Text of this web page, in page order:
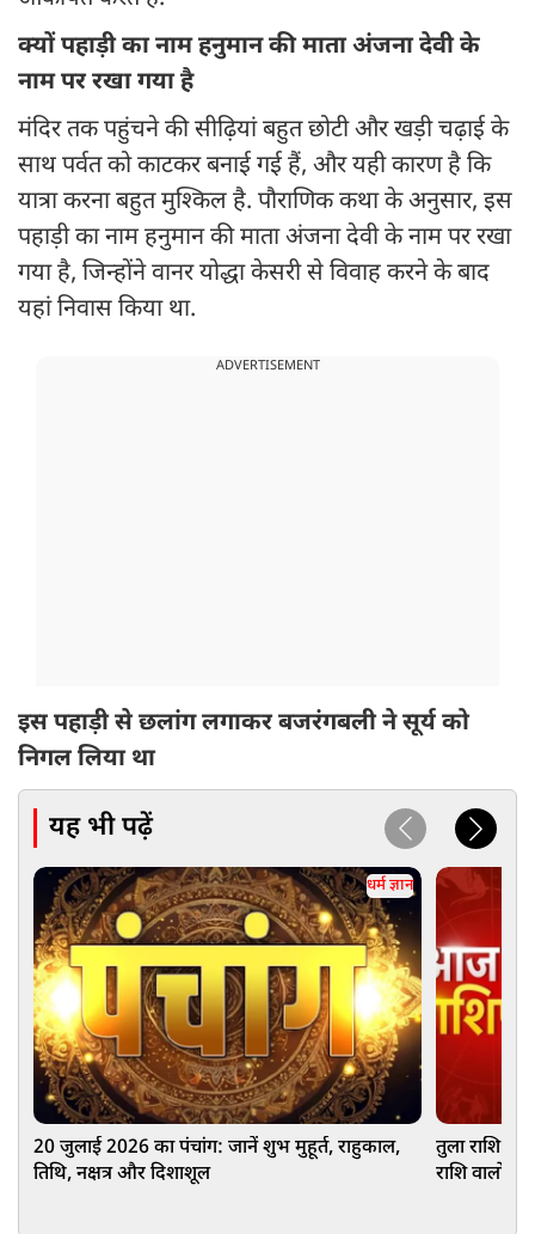
क्यों पहाड़ी का नाम हनुमान की माता अंजना देवी के
नाम पर रखा गया है
मंदिर तक पहुंचने की सीढ़ियां बहुत छोटी और खड़ी चढ़ाई के
साथ पर्वत को काटकर बनाई गई हैं, और यही कारण है कि
यात्रा करना बहुत मुश्किल है. पौराणिक कथा के अनुसार, इस
पहाड़ी का नाम हनुमान की माता अंजना देवी के नाम पर रखा
गया है, जिन्होंने वानर योद्धा केसरी से विवाह करने के बाद
यहां निवास किया था.
ADVERTISEMENT
इस पहाड़ी से छलांग लगाकर बजरंगबली ने सूर्य को
निगल लिया था
यह भी पढ़ें
धर्म ज्ञान
20 जुलाई 2026 का पंचांग: जानें शुभ मुहूर्त, राहुकाल,
तिथि, नक्षत्र और दिशाशूल
तुला राशि
राशि वालों